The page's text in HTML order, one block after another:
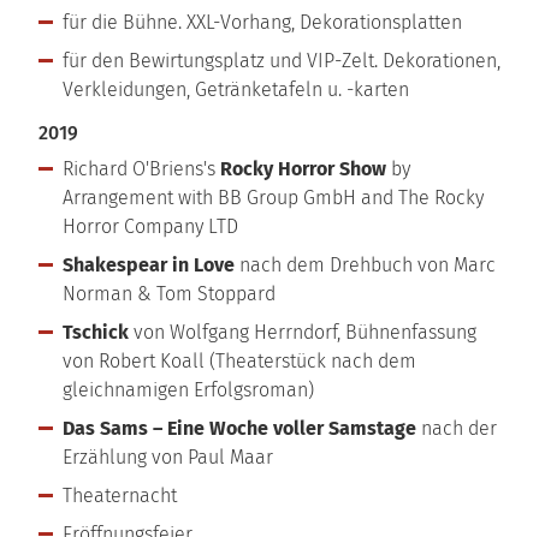
für die Bühne. XXL-Vorhang, Dekorationsplatten
für den Bewirtungsplatz und VIP-Zelt. Dekorationen,
Verkleidungen, Getränketafeln u. -karten
2019
Richard O'Briens's Rocky Horror Show by
Arrangement with BB Group GmbH and The Rocky
Horror Company LTD
Shakespear in Love nach dem Drehbuch von Marc
Norman & Tom Stoppard
Tschick von Wolfgang Herrndorf, Bühnenfassung
von Robert Koall (Theaterstück nach dem
gleichnamigen Erfolgsroman)
Das Sams – Eine Woche voller Samstage nach der
Erzählung von Paul Maar
Theaternacht